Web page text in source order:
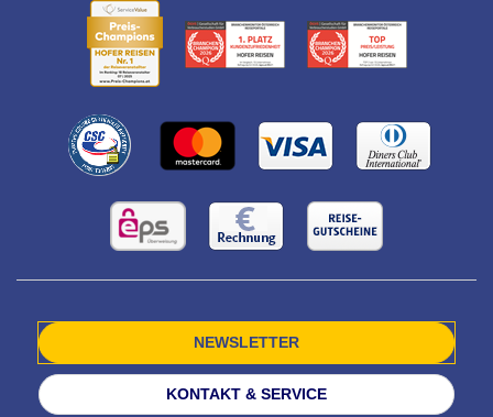
NEWSLETTER
KONTAKT & SERVICE